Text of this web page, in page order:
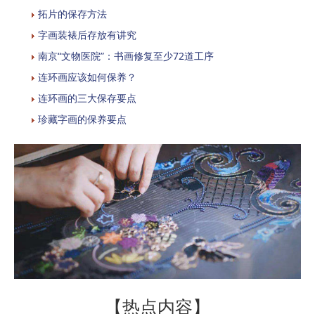
拓片的保存方法
字画装裱后存放有讲究
南京“文物医院”：书画修复至少72道工序
连环画应该如何保养？
连环画的三大保存要点
珍藏字画的保养要点
【热点内容】